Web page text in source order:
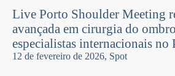
Live Porto Shoulder Meeting
avançada em cirurgia do
especialistas internacionais no
12 de fevereiro de 2026, Spot